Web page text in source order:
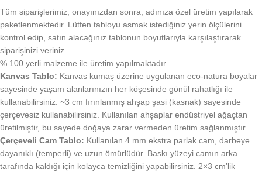
Tüm siparişlerimiz, onayınızdan sonra, adınıza özel üretim yapılarak
paketlenmektedir. Lütfen tabloyu asmak istediğiniz yerin ölçülerini
kontrol edip, satın alacağınız tablonun boyutlarıyla karşılaştırarak
siparişinizi veriniz.
% 100 yerli malzeme ile üretim yapılmaktadır.
Kanvas Tablo: Kanvas kumaş üzerine uygulanan eco-natura boyalar
sayesinde yaşam alanlarınızın her köşesinde gönül rahatlığı ile
kullanabilirsiniz. ~3 cm fırınlanmış ahşap şasi (kasnak) sayesinde
çerçevesiz kullanabilirsiniz. Kullanılan ahşaplar endüstriyel ağaçtan
üretilmiştir, bu sayede doğaya zarar vermeden üretim sağlanmıştır.
Çerçeveli Cam Tablo: Kullanılan 4 mm ekstra parlak cam, darbeye
dayanıklı (temperli) ve uzun ömürlüdür. Baskı yüzeyi camın arka
tarafında kaldığı için kolayca temizliğini yapabilirsiniz. 2×3 cm’lik